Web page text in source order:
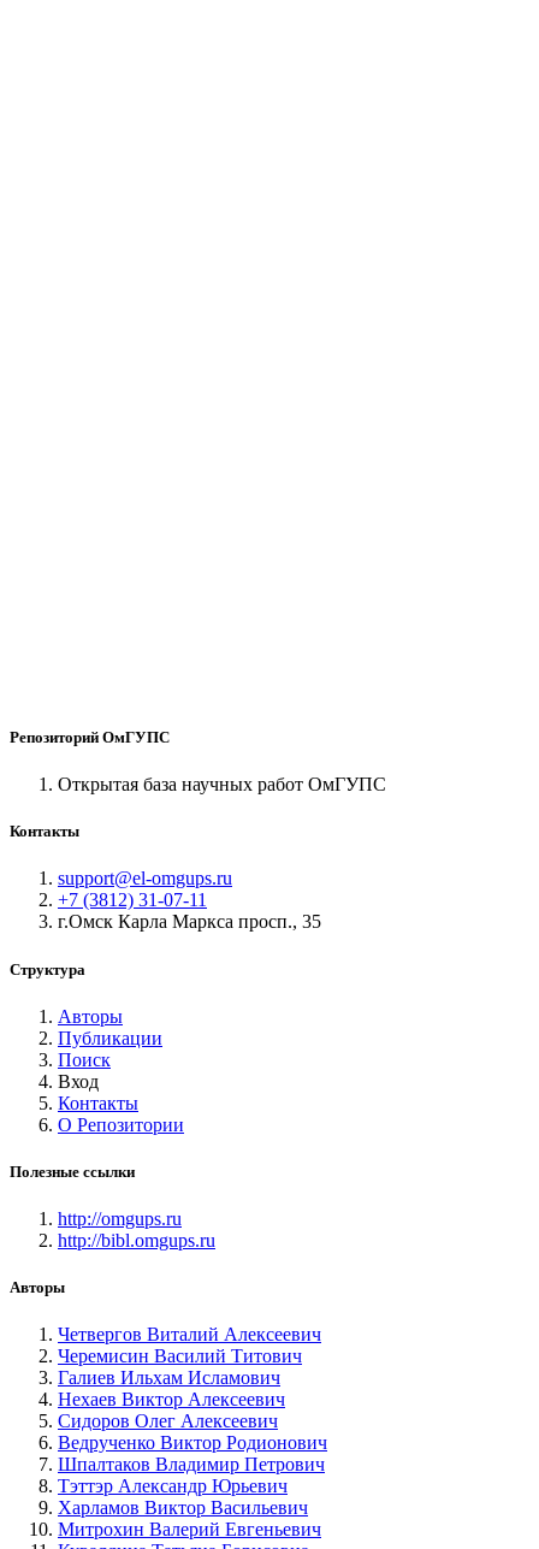
Репозиторий ОмГУПС
Открытая база научных работ ОмГУПС
Контакты
support@el-omgups.ru
+7 (3812) 31-07-11
г.Омск Карла Маркса просп., 35
Структура
Авторы
Публикации
Поиск
Вход
Контакты
О Репозитории
Полезные ссылки
http://omgups.ru
http://bibl.omgups.ru
Авторы
Четвергов Виталий Алексеевич
Черемисин Василий Титович
Галиев Ильхам Исламович
Нехаев Виктор Алексеевич
Сидоров Олег Алексеевич
Ведрученко Виктор Родионович
Шпалтаков Владимир Петрович
Тэттэр Александр Юрьевич
Харламов Виктор Васильевич
Митрохин Валерий Евгеньевич